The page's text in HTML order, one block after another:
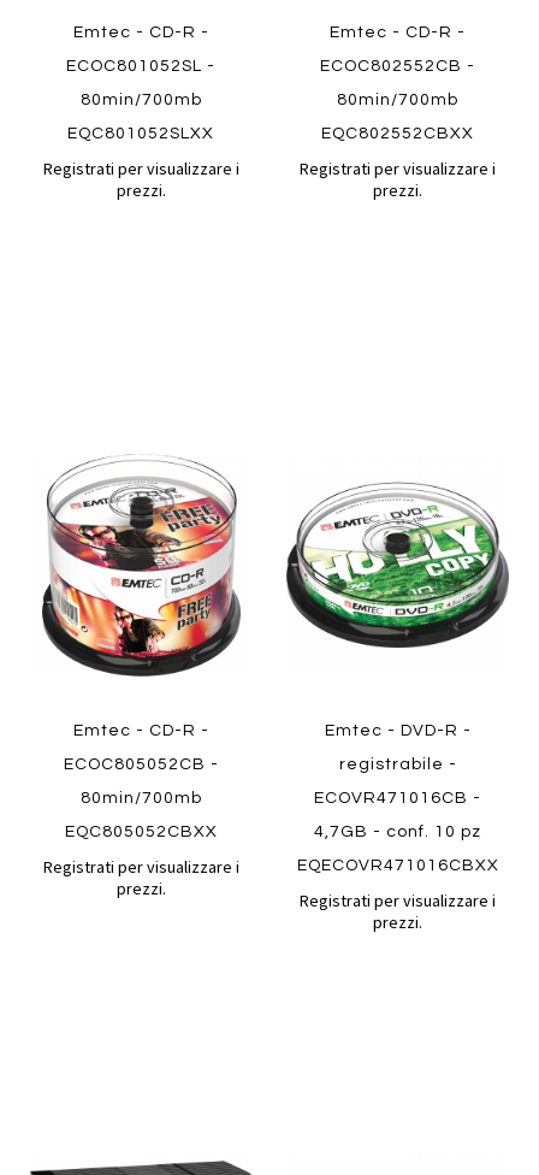
Emtec - CD-R -
ECOC801052SL -
80min/700mb
EQC801052SLXX
Registrati per visualizzare i
prezzi.
Quickview
Emtec - CD-R -
ECOC802552CB -
80min/700mb
EQC802552CBXX
Registrati per visualizzare i
prezzi.
Quickview
Aggiungi
ai
preferiti
al
confronto
Emtec - CD-R -
ECOC805052CB -
80min/700mb
EQC805052CBXX
Registrati per visualizzare i
prezzi.
ai
preferiti
Emtec - DVD-R -
registrabile -
ECOVR471016CB -
4,7GB - conf. 10 pz
EQECOVR471016CBXX
Registrati per visualizzare i
prezzi.